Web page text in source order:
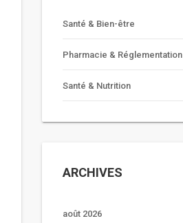
Santé & Bien-être
Pharmacie & Réglementation
Santé & Nutrition
ARCHIVES
août 2026